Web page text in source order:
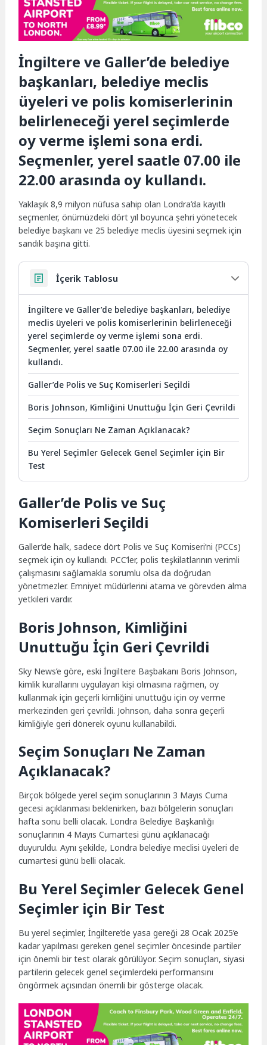
İngiltere ve Galler’de belediye
başkanları, belediye meclis
üyeleri ve polis komiserlerinin
belirleneceği yerel seçimlerde
oy verme işlemi sona erdi.
Seçmenler, yerel saatle 07.00 ile
22.00 arasında oy kullandı.
Yaklaşık 8,9 milyon nüfusa sahip olan Londra’da kayıtlı
seçmenler, önümüzdeki dört yıl boyunca şehri yönetecek
belediye başkanı ve 25 belediye meclis üyesini seçmek için
sandık başına gitti.
İçerik Tablosu
İngiltere ve Galler’de belediye başkanları, belediye
meclis üyeleri ve polis komiserlerinin belirleneceği
yerel seçimlerde oy verme işlemi sona erdi.
Seçmenler, yerel saatle 07.00 ile 22.00 arasında oy
kullandı.
Galler’de Polis ve Suç Komiserleri Seçildi
Boris Johnson, Kimliğini Unuttuğu İçin Geri Çevrildi
Seçim Sonuçları Ne Zaman Açıklanacak?
Bu Yerel Seçimler Gelecek Genel Seçimler için Bir
Test
Galler’de Polis ve Suç
Komiserleri Seçildi
Galler’de halk, sadece dört Polis ve Suç Komiseri’ni (PCCs)
seçmek için oy kullandı. PCC’ler, polis teşkilatlarının verimli
çalışmasını sağlamakla sorumlu olsa da doğrudan
yönetmezler. Emniyet müdürlerini atama ve görevden alma
yetkileri vardır.
Boris Johnson, Kimliğini
Unuttuğu İçin Geri Çevrildi
Sky News’e göre, eski İngiltere Başbakanı Boris Johnson,
kimlik kurallarını uygulayan kişi olmasına rağmen, oy
kullanmak için geçerli kimliğini unuttuğu için oy verme
merkezinden geri çevrildi. Johnson, daha sonra geçerli
kimliğiyle geri dönerek oyunu kullanabildi.
Seçim Sonuçları Ne Zaman
Açıklanacak?
Birçok bölgede yerel seçim sonuçlarının 3 Mayıs Cuma
gecesi açıklanması beklenirken, bazı bölgelerin sonuçları
hafta sonu belli olacak. Londra Belediye Başkanlığı
sonuçlarının 4 Mayıs Cumartesi günü açıklanacağı
duyuruldu. Aynı şekilde, Londra belediye meclisi üyeleri de
cumartesi günü belli olacak.
Bu Yerel Seçimler Gelecek Genel
Seçimler için Bir Test
Bu yerel seçimler, İngiltere’de yasa gereği 28 Ocak 2025’e
kadar yapılması gereken genel seçimler öncesinde partiler
için önemli bir test olarak görülüyor. Seçim sonuçları, siyasi
partilerin gelecek genel seçimlerdeki performansını
öngörmek açısından önemli bir gösterge olacak.